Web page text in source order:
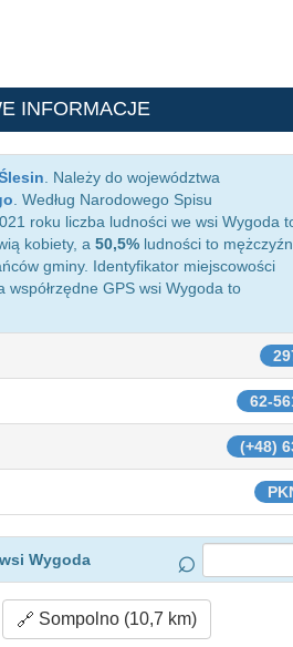
INFORMACJE
. Należy do województwa
. Według Narodowego Spisu
roku liczba ludności we wsi Wygoda
kobiety, a 50,5% ludności to
gminy. Identyfikator miejscowości
a współrzędne GPS wsi Wygoda to
62-
(+48)
Wygoda
Sompolno (10,7 km)